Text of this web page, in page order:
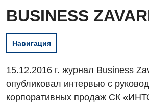
BUSINESS
Навигация
15.12.2016 г. журнал Business
опубликовал интервью с
корпоративных продаж СК